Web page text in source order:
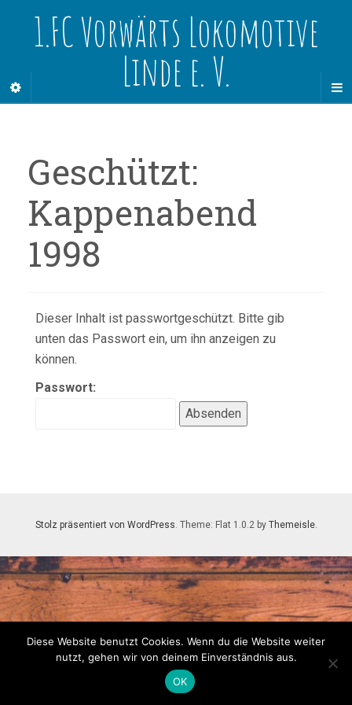
1.FC Vorwärts Lokomotive
Linde e. V.
Geschützt:
Kappenabend
1998
Dieser Inhalt ist passwortgeschützt. Bitte gib
unten das Passwort ein, um ihn anzeigen zu
können.
Passwort:
Stolz präsentiert von WordPress. Theme: Flat 1.0.2 by Themeisle.
Diese Website benutzt Cookies. Wenn du die Website weiter
nutzt, gehen wir von deinem Einverständnis aus.
OK